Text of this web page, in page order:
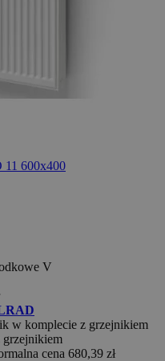
600x400
V
w komplecie z grzejnikiem
cena 680,39 zł